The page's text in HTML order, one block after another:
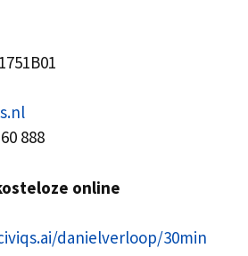
888
online
danielverloop/30min